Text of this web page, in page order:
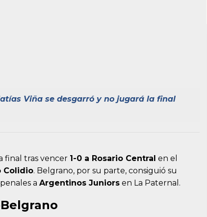
Viña se desgarró y no jugará la final
final tras vencer 1-0 a Rosario Central en el
Colidio. Belgrano, por su parte, consiguió su
a Argentinos Juniors en La Paternal.